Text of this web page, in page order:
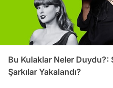
Bu Kulaklar Neler Duydu?:
Şarkılar Yakalandı?